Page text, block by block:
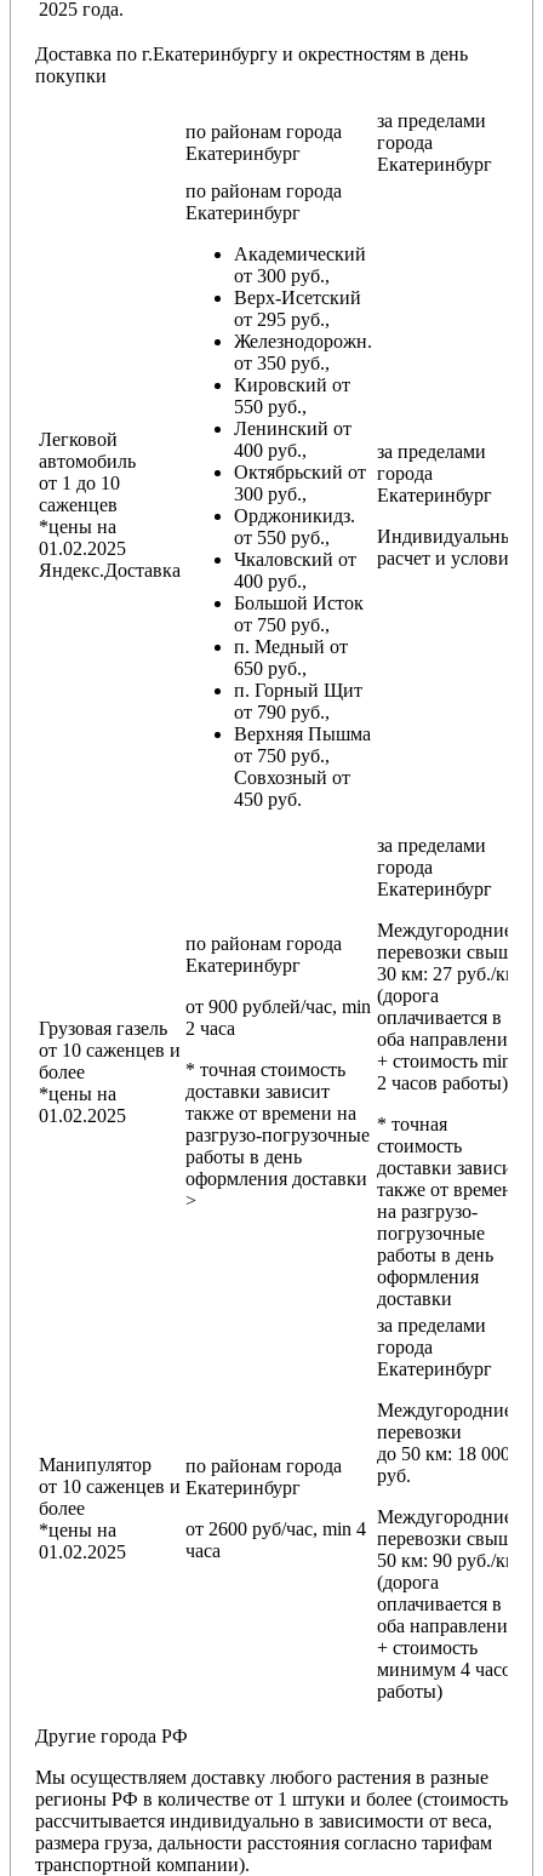
2025 года.
Доставка по г.Екатеринбургу и окрестностям в день
покупки
по районам города
Екатеринбург
за пределами
города
Екатеринбург
Легковой
автомобиль
от 1 до 10
саженцев
*цены на
01.02.2025
Яндекс.Доставка
по районам города
Екатеринбург
Академический
от 300 руб.,
Верх-Исетский
от 295 руб.,
Железнодорожн.
от 350 руб.,
Кировский от
550 руб.,
Ленинский от
400 руб.,
Октябрьский от
300 руб.,
Орджоникидз.
от 550 руб.,
Чкаловский от
400 руб.,
Большой Исток
от 750 руб.,
п. Медный от
650 руб.,
п. Горный Щит
от 790 руб.,
Верхняя Пышма
от 750 руб.,
Совхозный от
450 руб.
за пределами
города
Екатеринбург
Индивидуальный
расчет и условия
Грузовая газель
от 10 саженцев и
более
*цены на
01.02.2025
по районам города
Екатеринбург
от 900 рублей/час, min
2 часа
* точная стоимость
доставки зависит
также от времени на
разгрузо-погрузочные
работы в день
оформления доставки
>
за пределами
города
Екатеринбург
Междугородние
перевозки свыше
30 км: 27 руб./км
(дорога
оплачивается в
оба направления
+ стоимость min
2 часов работы)
* точная
стоимость
доставки зависит
также от времени
на разгрузо-
погрузочные
работы в день
оформления
доставки
Манипулятор
от 10 саженцев и
более
*цены на
01.02.2025
по районам города
Екатеринбург
от 2600 руб/час, min 4
часа
за пределами
города
Екатеринбург
Междугородние
перевозки
до 50 км: 18 000
руб.
Междугородние
перевозки свыше
50 км: 90 руб./км
(дорога
оплачивается в
оба направления
+ стоимость
минимум 4 часов
работы)
Другие города РФ
Мы осуществляем доставку любого растения в разные
регионы РФ в количестве от 1 штуки и более (стоимость
рассчитывается индивидуально в зависимости от веса,
размера груза, дальности расстояния согласно тарифам
транспортной компании).